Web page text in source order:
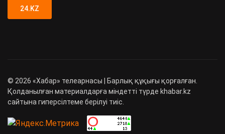
24.KZ
© 2026 «Хабар» телеарнасы | Барлық құқығы қорғалған.
Қолданылған материалдарға міндетті түрде khabar.kz
сайтына гиперсілтеме берілуі тиіс.